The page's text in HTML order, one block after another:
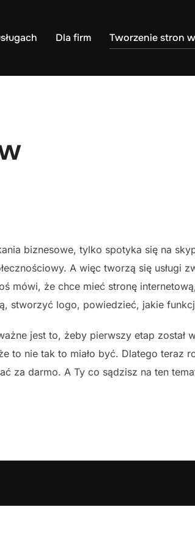
Dla firm Tworzenie stron
biznesowe, tylko spotyka się na
A więc tworzą się usługi
mówi, że chce mieć stronę
stworzyć logo, powiedzieć, jakie
jest to, żeby pierwszy etap został
to nie tak to miało być. Dlatego teraz
za darmo. A Ty co sądzisz na ten